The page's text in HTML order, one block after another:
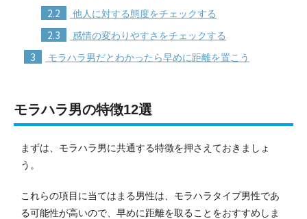
2.2 他人に対する態度をチェックする
2.3 感情の変わりやすさをチェックする
3 モラハラ男だとわかったら早めに距離を置こう
モラハラ男の特徴12選
まずは、モラハラ男に共通する特徴を押さえておきましょ
う。
これらの項目に当てはまる男性は、モラハラタイプ男性であ
る可能性が高いので、早めに距離を取ることをおすすめしま